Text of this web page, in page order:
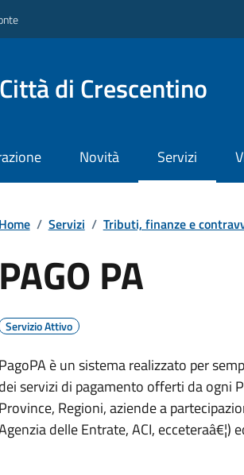
Città di Crescentino
Novità Servizi
Home / Servizi / Tributi, finanze e
PAGO PA
Servizio Attivo
PagoPA è un sistema realizzato per
dei servizi di pagamento offerti da ogni
Province, Regioni, aziende a
delle Entrate, ACI,